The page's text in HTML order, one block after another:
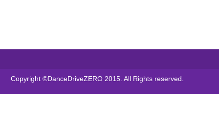
Copyright ©DanceDriveZERO 2015. All Rights reserved.